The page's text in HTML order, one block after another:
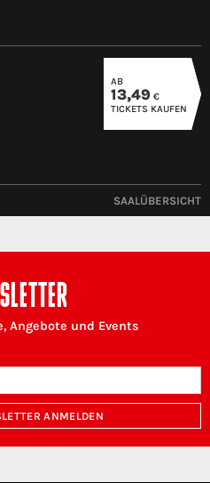
AB
13,49 €
TICKETS KAUFEN
SAALÜBERSICHT
Angebote und Events
ANMELDEN